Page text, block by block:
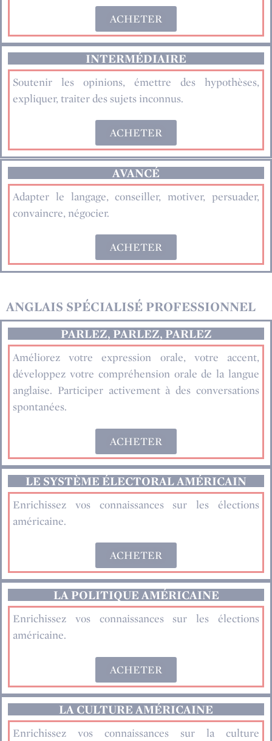
ACHETER
INTERMÉDIAIRE
Soutenir les opinions, émettre des hypothèses,
expliquer, traiter des sujets inconnus.
ACHETER
AVANCÉ
Adapter le langage, conseiller, motiver, persuader,
convaincre, négocier.
ACHETER
ANGLAIS SPÉCIALISÉ PROFESSIONNEL
PARLEZ, PARLEZ, PARLEZ
Améliorez votre expression orale, votre accent,
développez votre compréhension orale de la langue
anglaise. Participer activement à des conversations
spontanées.
ACHETER
LE SYSTÈME ÉLECTORAL AMÉRICAIN
Enrichissez vos connaissances sur les élections
américaine.
ACHETER
LA POLITIQUE AMÉRICAINE
Enrichissez vos connaissances sur les élections
américaine.
ACHETER
LA CULTURE AMÉRICAINE
Enrichissez vos connaissances sur la culture